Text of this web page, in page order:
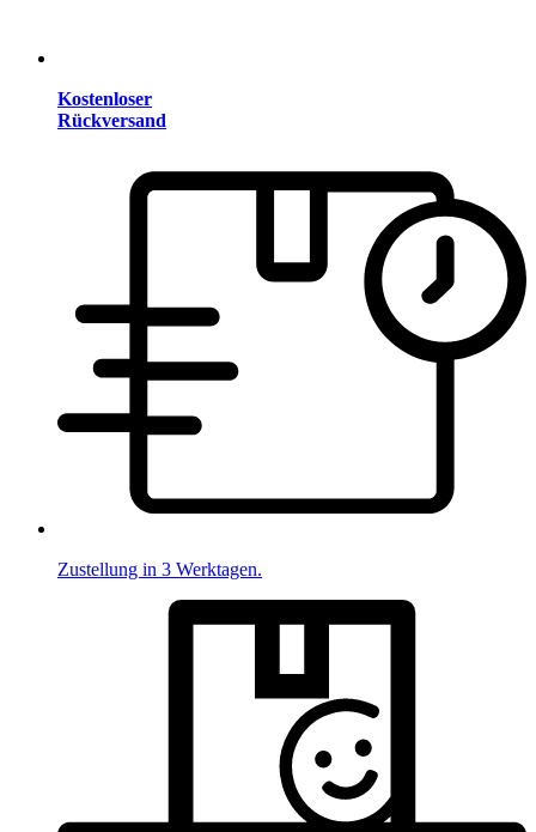
Kostenloser
Rückversand
Zustellung in 3 Werktagen.